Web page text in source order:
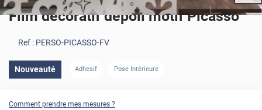
Film décoratif dépoli motif Picasso
Ref : PERSO-PICASSO-FV
Nouveauté Adhesif Pose Intérieure
Comment prendre mes mesures ?